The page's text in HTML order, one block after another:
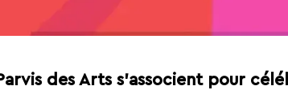
des Arts s’associent pour